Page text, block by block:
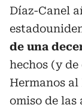
Díaz-Canel
de una
hechos (y
Hermanos al
omiso de las